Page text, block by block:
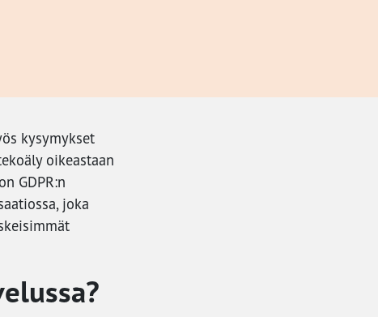
kysymykset
oikeastaan
GDPR:n
joka